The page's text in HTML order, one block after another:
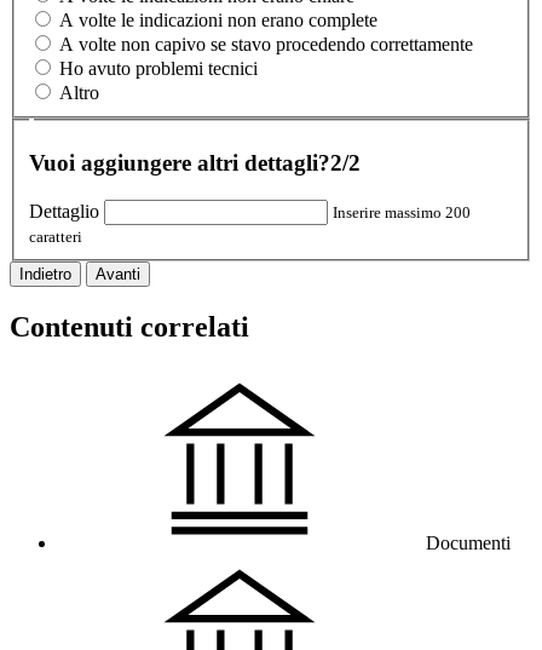
A volte le indicazioni non erano complete
A volte non capivo se stavo procedendo correttamente
Ho avuto problemi tecnici
Altro
Vuoi aggiungere altri dettagli?2/2
Dettaglio
Inserire massimo 200
caratteri
Indietro Avanti
Contenuti correlati
Documenti